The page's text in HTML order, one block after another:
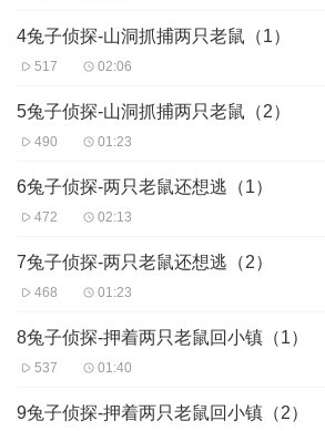
4兔子侦探-山洞抓捕两只老鼠（1）
517 02:06
5兔子侦探-山洞抓捕两只老鼠（2）
490 01:23
6兔子侦探-两只老鼠还想逃（1）
472 02:13
7兔子侦探-两只老鼠还想逃（2）
468 01:23
8兔子侦探-押着两只老鼠回小镇（1）
537 01:40
9兔子侦探-押着两只老鼠回小镇（2）